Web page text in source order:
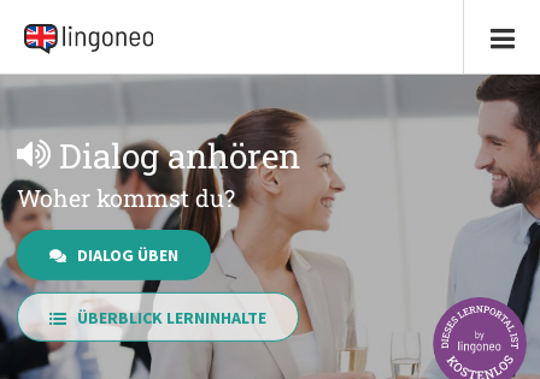
Dialog anhören
Woher kommst du?
DIALOG ÜBEN
ÜBERBLICK LERNINHALTE